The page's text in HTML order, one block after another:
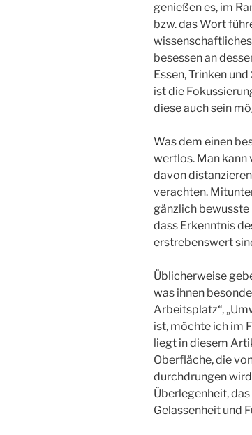
genießen es, im
bzw. das Wort
besessen an
Essen, Trinken
ist die
diese auch sein
Was dem einen
wertlos. Man kann
davon
verachten.
gänzlich bewusste
dass Erkenntnis
erstrebenswert
Üblicherweise
was ihnen
Arbeitsplatz“,
ist, möchte ich im
liegt in diesem
Oberfläche, die
durchdrungen
Überlegenheit,
Gelassenheit und